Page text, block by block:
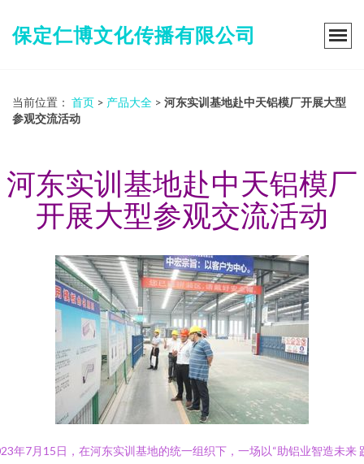
保定仁博文化传播有限公司
当前位置： 首页 > 产品大全 > 河东实训基地赴中天铝模厂开展大型
参观交流活动
河东实训基地赴中天铝模厂
开展大型参观交流活动
年7月15日，在河东实训基地的统一组织下，一场以“助铝业智造未来